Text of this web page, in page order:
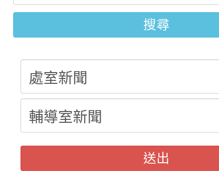
學年度第1學期第7次代
結果(第11招)
【甄選結果(第3招)】
學年度第1學期第9次代
結果(第3招)
搜尋
送出